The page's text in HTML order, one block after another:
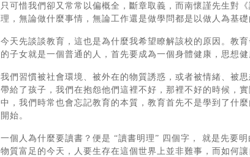
只可惜我們卻又常常以偏概全，斷章取義，而南懷謹先生對
理，無論做什麼事情，無論工作還是做學問都是以做人為基礎
今天先談談教育，這也是為什麼我希望瞭解該校的原因。教
的子女就是一個普通的人，首先要成為一個身體健康，思想
我們習慣被社會環境、被外在的物質誘惑，或者被情緒、被
帶給了孩子，我們在抱怨他們這裡不好，那裡不好的時候，
中，我們時常也會忘記教育的本質，教育首先不是學到了什
開始。
一個人為什麼要讀書？便是 “讀書明理” 四個字， 就是先要
物質富足的今天，人要生存在這個世界上並非難事，而如何